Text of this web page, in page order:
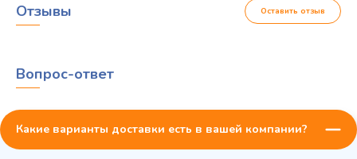
Отзывы Оставить отзыв
Вопрос-ответ
Какие варианты доставки есть в вашей компании?